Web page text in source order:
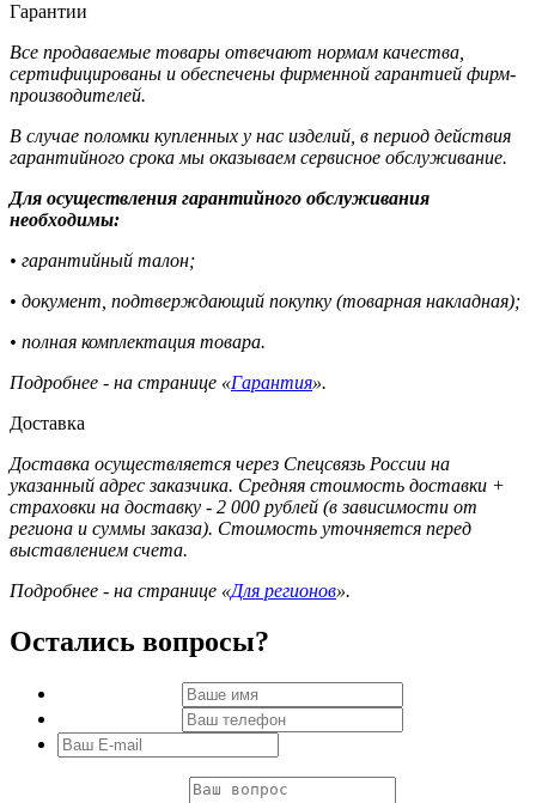
Гарантии
Все продаваемые товары отвечают нормам качества,
сертифицированы и обеспечены фирменной гарантией фирм-
производителей.
В случае поломки купленных у нас изделий, в период действия
гарантийного срока мы оказываем сервисное обслуживание.
Для осуществления гарантийного обслуживания
необходимы:
• гарантийный талон;
• документ, подтверждающий покупку (товарная накладная);
• полная комплектация товара.
Подробнее - на странице «Гарантия».
Доставка
Доставка осуществляется через Спецсвязь России на
указанный адрес заказчика. Средняя стоимость доставки +
страховки на доставку - 2 000 рублей (в зависимости от
региона и суммы заказа). Стоимость уточняется перед
выставлением счета.
Подробнее - на странице «Для регионов».
Остались вопросы?